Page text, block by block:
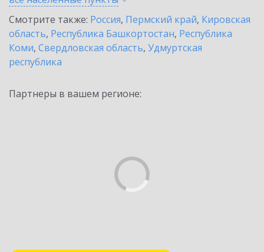
Смотрите также: Россия, Пермский край, Кировская
область, Республика Башкортостан, Республика
Коми, Свердловская область, Удмуртская
республика
Партнеры в вашем регионе: